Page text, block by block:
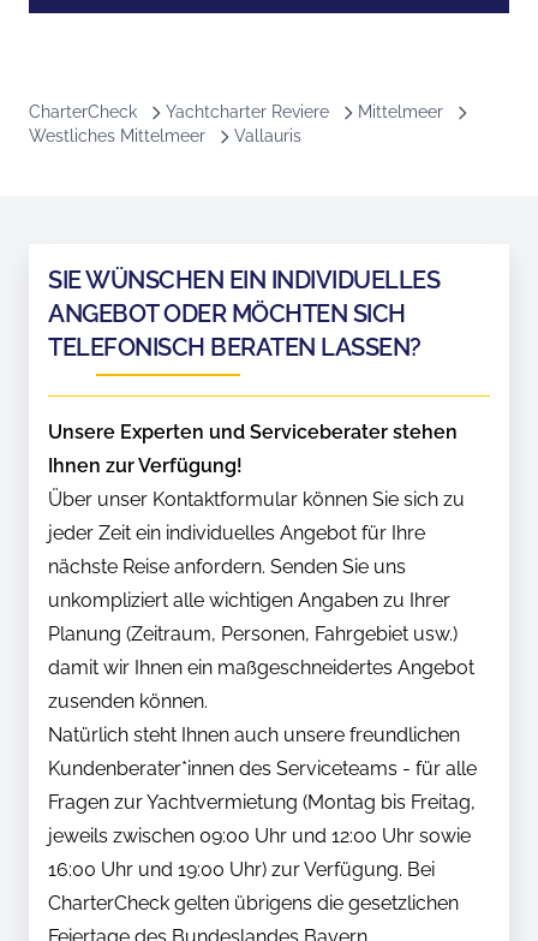
CharterCheck Yachtcharter Reviere
Mittelmeer
Westliches Mittelmeer
Vallauris
SIE WÜNSCHEN EIN INDIVIDUELLES
ANGEBOT ODER MÖCHTEN SICH
TELEFONISCH BERATEN LASSEN?
Unsere Experten und Serviceberater stehen
Ihnen zur Verfügung!
Über unser Kontaktformular können Sie sich zu
jeder Zeit ein individuelles Angebot für Ihre
nächste Reise anfordern. Senden Sie uns
unkompliziert alle wichtigen Angaben zu Ihrer
Planung (Zeitraum, Personen, Fahrgebiet usw.)
damit wir Ihnen ein maßgeschneidertes Angebot
zusenden können.
Natürlich steht Ihnen auch unsere freundlichen
Kundenberater*innen des Serviceteams - für alle
Fragen zur Yachtvermietung (Montag bis Freitag,
jeweils zwischen 09:00 Uhr und 12:00 Uhr sowie
16:00 Uhr und 19:00 Uhr) zur Verfügung. Bei
CharterCheck gelten übrigens die gesetzlichen